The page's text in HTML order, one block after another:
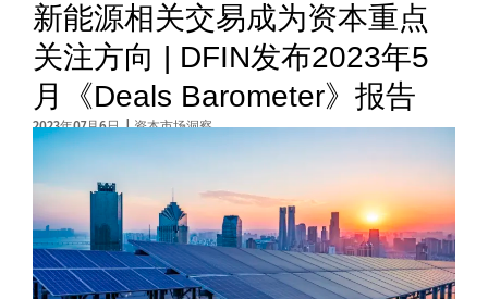
新能源相关交易成为资本重点
关注方向 | DFIN发布2023年5
月《Deals Barometer》报告
2023年07月6日 | 资本市场洞察